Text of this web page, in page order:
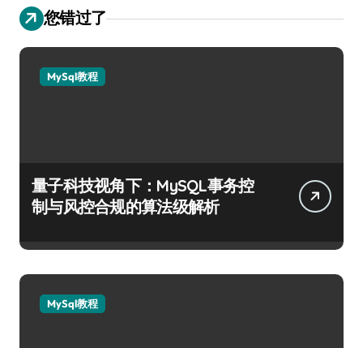
您错过了
MySql教程
量子科技视角下：MySQL事务控
制与风控合规的算法级解析
MySql教程